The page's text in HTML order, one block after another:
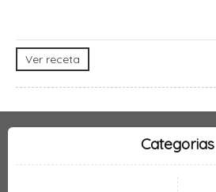
Ver receta
Categorias